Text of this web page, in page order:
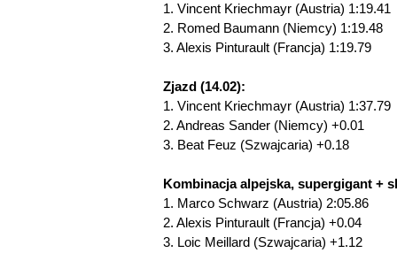
1. Vincent Kriechmayr (Austria) 1:19.41
2. Romed Baumann (Niemcy) 1:19.48
3. Alexis Pinturault (Francja) 1:19.79
Zjazd (14.02):
1. Vincent Kriechmayr (Austria) 1:37.79
2. Andreas Sander (Niemcy) +0.01
3. Beat Feuz (Szwajcaria) +0.18
Kombinacja alpejska, supergigant +
1. Marco Schwarz (Austria) 2:05.86
2. Alexis Pinturault (Francja) +0.04
3. Loic Meillard (Szwajcaria) +1.12